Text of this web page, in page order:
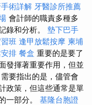
術詳解 牙醫診所推薦
會計師的職責多種多
錄和分析。 墊下巴手
班 逢甲放鬆按摩 柬埔
排 餐盒 重要的是要了
發揮著重要作用，但並
要指出的是，儘管會
政策，但這些通常是單
一部分。 基隆台胞證